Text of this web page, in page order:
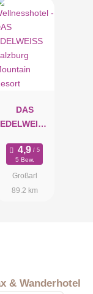
DAS
EDELWEISS
Mountain
Resort
5 Bew.
Großarl
89.2 km
& Wanderhotel